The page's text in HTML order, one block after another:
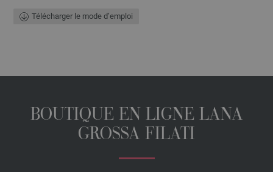
Télécharger le mode d’emploi
BOUTIQUE EN LIGNE LANA
GROSSA FILATI